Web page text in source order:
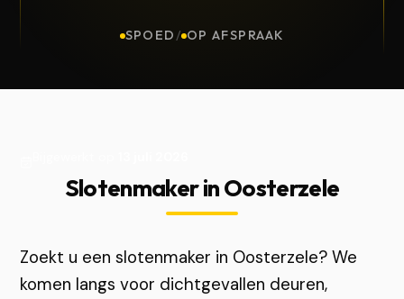
SPOED / OP AFSPRAAK
Slotenmaker in Oosterzele
Zoekt u een slotenmaker in Oosterzele? We
komen langs voor dichtgevallen deuren,